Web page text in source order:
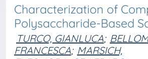
Characterization of
Polysaccharide-Based
TURCO, GIANLUCA;
FRANCESCA; MARSICH,